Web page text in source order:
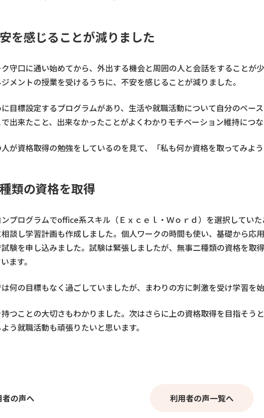
を感じることが減りました
ク守口に通い始めてから、外出する機会と周囲の人と会話をすることが
メントの授業を受けるうちに、不安を感じることが減りました。
目標設定するプログラムがあり、生活や就職活動について自分のペー
出来たこと、出来なかったことがよくわかりモチベーション維持につな
が資格取得の勉強をしているのを見て、「私も何か資格を取ってみよ
類の資格を取得
プログラムでoffice系スキル（Ｅｘｃｅｌ・Ｗｏｒｄ）を選択してい
談し学習計画も作成しました。個人ワークの時間も使い、基礎から応
験を申し込みました。試験は緊張しましたが、無事二種類の資格を取
ます。
何の目標もなく過ごしていましたが、まわりの方に刺激を受け学習を
つことの大切さもわかりました。次はさらに上の資格取得を目指そう
う就職活動も頑張りたいと思います。
者の声へ 利用者の声一覧へ